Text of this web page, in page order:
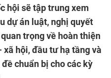
hội sẽ tập trung xem
dự án luật, nghị quyết
trọng về hoàn thiện
hội, đầu tư hạ tầng và
chuẩn bị cho các kỳ